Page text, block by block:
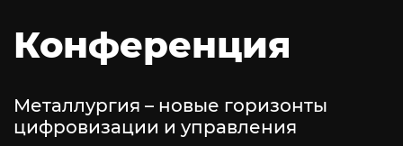
Конференция
Металлургия – новые горизонты
цифровизации и управления
ЕЩЁ!